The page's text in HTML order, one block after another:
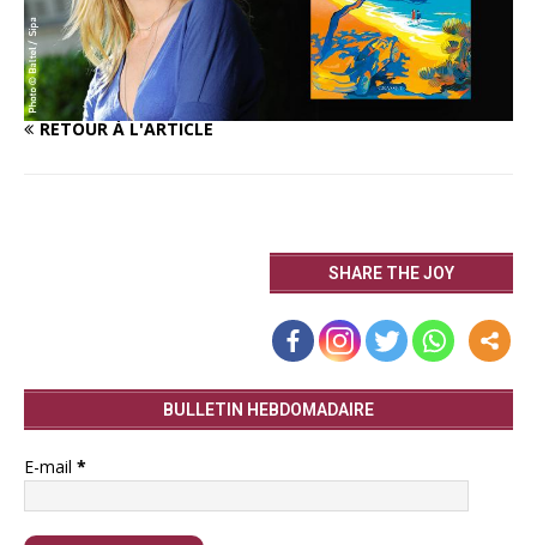
RETOUR À L'ARTICLE
SHARE THE JOY
BULLETIN HEBDOMADAIRE
E-mail *